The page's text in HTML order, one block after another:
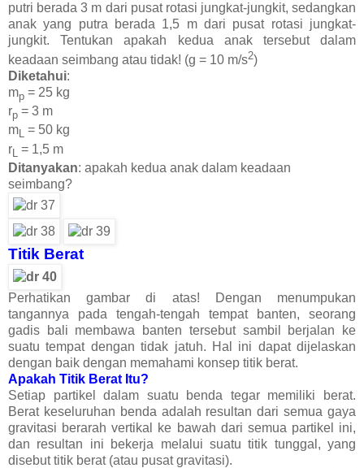
putri berada 3 m dari pusat rotasi jungkat-jungkit, sedangkan
anak yang putra berada 1,5 m dari pusat rotasi jungkat-
jungkit. Tentukan apakah kedua anak tersebut dalam
keadaan seimbang atau tidak! (g = 10 m/s2)
Diketahui:
mp = 25 kg
rp = 3 m
mL = 50 kg
rL = 1,5 m
Ditanyakan: apakah kedua anak dalam keadaan
seimbang?
Titik Berat
Perhatikan gambar di atas! Dengan menumpukan
tangannya pada tengah-tengah tempat banten, seorang
gadis bali membawa banten tersebut sambil berjalan ke
suatu tempat dengan tidak jatuh. Hal ini dapat dijelaskan
dengan baik dengan memahami konsep titik berat.
Apakah Titik Berat Itu?
Setiap partikel dalam suatu benda tegar memiliki berat.
Berat keseluruhan benda adalah resultan dari semua gaya
gravitasi berarah vertikal ke bawah dari semua partikel ini,
dan resultan ini bekerja melalui suatu titik tunggal, yang
disebut titik berat (atau pusat gravitasi).